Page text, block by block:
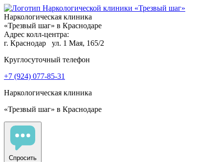
Наркологическая клиника
«Трезвый шаг» в Краснодаре
Адрес колл-центра:
г. Краснодар
ул. 1 Мая, 165/2
Круглосуточный телефон
+7 (924) 077-85-31
Наркологическая клиника
«Трезвый шаг» в Краснодаре
Спросить